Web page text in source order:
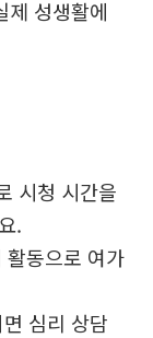
제 성생활에
시청 시간을
.
동으로 여가
심리 상담